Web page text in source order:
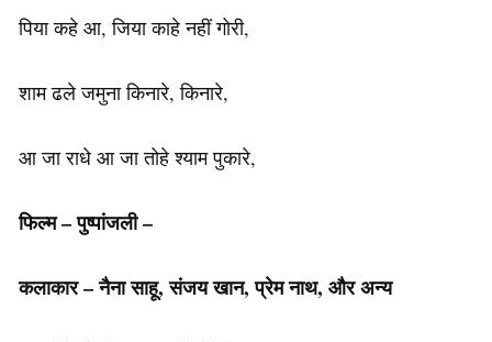
पिया कहे आ, जिया काहे नहीं गोरी,
शाम ढले जमुना किनारे, किनारे,
आ जा राधे आ जा तोहे श्याम पुकारे,
फिल्म – पुष्पांजली –
कलाकार – नैना साहू, संजय खान, प्रेम नाथ, और अन्य